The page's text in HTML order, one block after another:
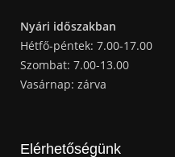
Nyári időszakban
Hétfő-péntek: 7.00-17.00
Szombat: 7.00-13.00
Vasárnap: zárva
Elérhetőségünk